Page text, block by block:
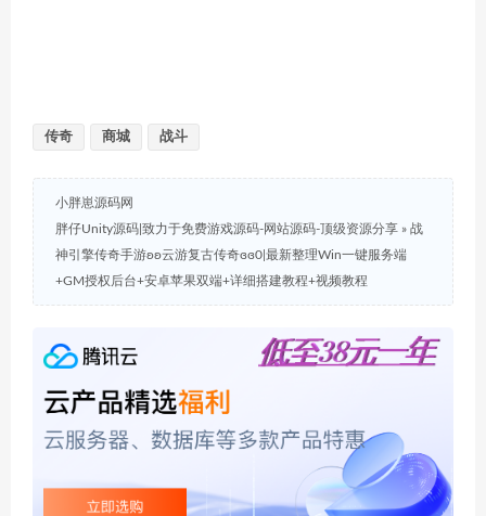
传奇 商城 战斗
小胖崽源码网
胖仔Unity源码|致力于免费游戏源码-网站源码-顶级资源分享 » 战
神引擎传奇手游ʚʚ云游复古传奇ɞɞ0|最新整理Win一键服务端
+GM授权后台+安卓苹果双端+详细搭建教程+视频教程